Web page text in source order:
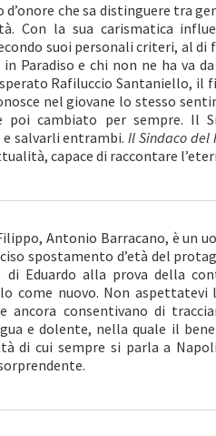
che sa distinguere tra
Con la sua carismatica
suoi personali criteri, al di
in Paradiso e chi non ne ha va
Rafiluccio Santaniello, il
nel giovane lo stesso
poi cambiato per sempre. Il
salvarli entrambi.Il Sindaco del
capace di raccontare
Antonio Barracano, è un
spostamento d’età del
Eduardo alla prova della
come nuovo. Non aspettatevi
ancora consentivano di
e dolente, nella quale il
di cui sempre si parla a